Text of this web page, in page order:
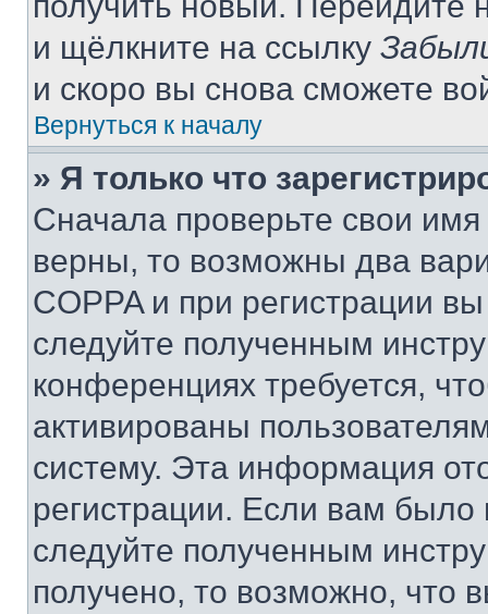
и щёлкните на ссылку
и скоро вы снова сможете
Вернуться к началу
» Я только что
Сначала проверьте свои
верны, то возможны два
COPPA и при регистрации
следуйте полученным
конференциях требуется,
активированы
систему. Эта информация
регистрации. Если вам
следуйте полученным
получено, то возможно, что